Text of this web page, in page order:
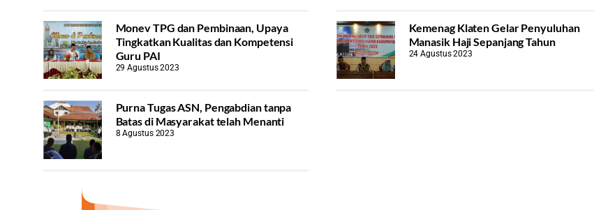
Monev TPG dan Pembinaan, Upaya
Tingkatkan Kualitas dan Kompetensi
Guru PAI
29 Agustus 2023
Kemenag Klaten Gelar Penyuluhan
Manasik Haji Sepanjang Tahun
24 Agustus 2023
Purna Tugas ASN, Pengabdian tanpa
Batas di Masyarakat telah Menanti
8 Agustus 2023